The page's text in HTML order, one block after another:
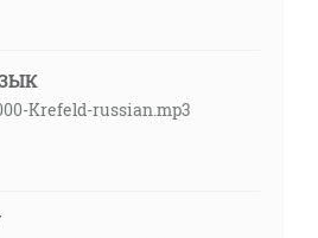
Krefeld-russian.mp3